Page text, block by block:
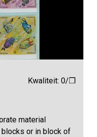
Kwaliteit: 0/❒
material
or in block of